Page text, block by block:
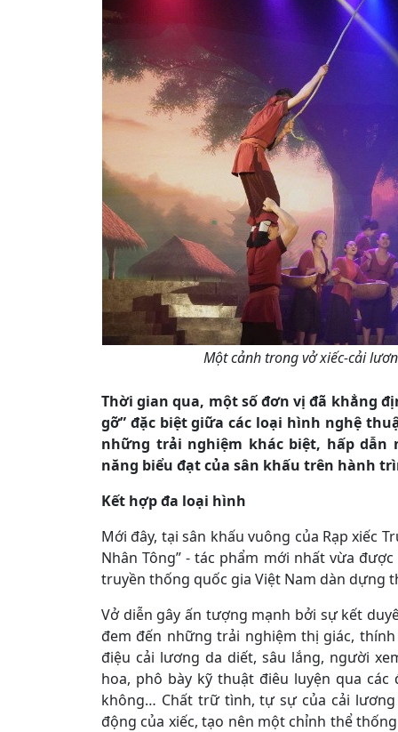
Một cảnh trong vở xiếc-cải
Thời gian qua, một số đơn vị đã khẳng
gỡ” đặc biệt giữa các loại hình nghệ
những trải nghiệm khác biệt, hấp
năng biểu đạt của sân khấu trên hành
Kết hợp đa loại hình
Mới đây, tại sân khấu vuông của Rạp xiếc
Nhân Tông” - tác phẩm mới nhất vừa
truyền thống quốc gia Việt Nam dàn dựng
Vở diễn gây ấn tượng mạnh bởi sự kết
đem đến những trải nghiệm thị giác,
điệu cải lương da diết, sâu lắng, người
hoa, phô bày kỹ thuật điêu luyện qua
không… Chất trữ tình, tự sự của cải
động của xiếc, tạo nên một chỉnh thể